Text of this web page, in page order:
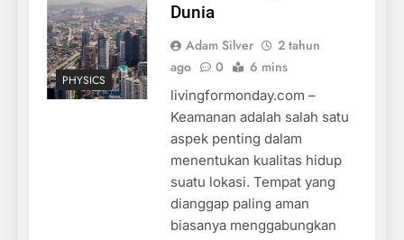
PHYSICS
Dunia
Adam Silver
2 tahun
ago
0 6 mins
livingformonday.com –
Keamanan adalah salah satu
aspek penting dalam
menentukan kualitas hidup
suatu lokasi. Tempat yang
dianggap paling aman
biasanya menggabungkan